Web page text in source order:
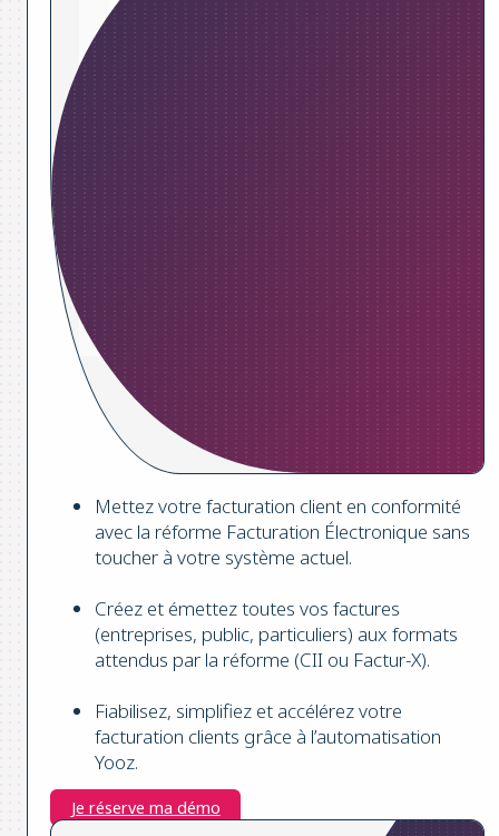
Mettez votre facturation client en conformité
avec la réforme Facturation Électronique sans
toucher à votre système actuel.
Créez et émettez toutes vos factures
(entreprises, public, particuliers) aux formats
attendus par la réforme (CII ou Factur-X).
Fiabilisez, simplifiez et accélérez votre
facturation clients grâce à l’automatisation
Yooz.
Je réserve ma démo